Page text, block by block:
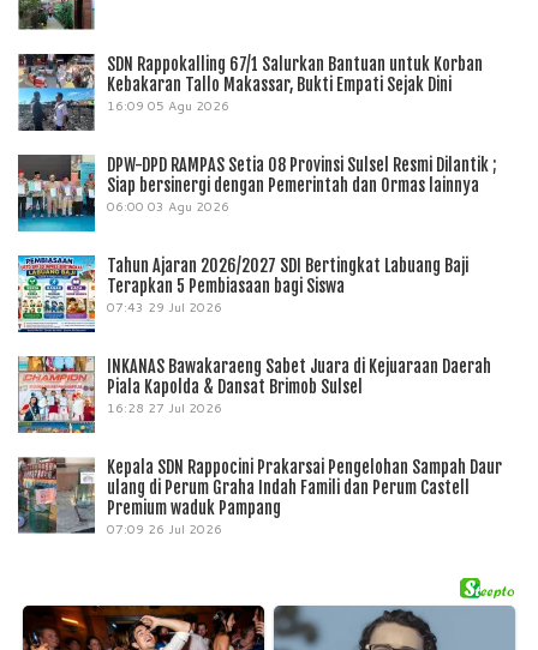
SDN Rappokalling 67/1 Salurkan Bantuan untuk Korban
Kebakaran Tallo Makassar, Bukti Empati Sejak Dini
16:09 05 Agu 2026
DPW-DPD RAMPAS Setia 08 Provinsi Sulsel Resmi Dilantik ;
Siap bersinergi dengan Pemerintah dan Ormas lainnya
06:00 03 Agu 2026
Tahun Ajaran 2026/2027 SDI Bertingkat Labuang Baji
Terapkan 5 Pembiasaan bagi Siswa
07:43 29 Jul 2026
INKANAS Bawakaraeng Sabet Juara di Kejuaraan Daerah
Piala Kapolda & Dansat Brimob Sulsel
16:28 27 Jul 2026
Kepala SDN Rappocini Prakarsai Pengelohan Sampah Daur
ulang di Perum Graha Indah Famili dan Perum Castell
Premium waduk Pampang
07:09 26 Jul 2026